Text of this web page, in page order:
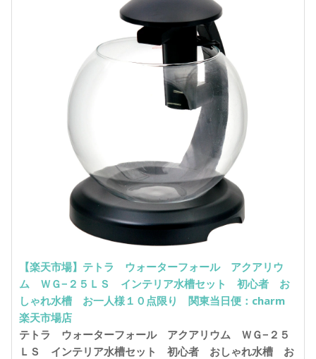
【楽天市場】テトラ ウォーターフォール アクアリウ
ム ＷＧ−２５ＬＳ インテリア水槽セット 初心者 お
しゃれ水槽 お一人様１０点限り 関東当日便：charm
楽天市場店
テトラ ウォーターフォール アクアリウム ＷＧ−２５
ＬＳ インテリア水槽セット 初心者 おしゃれ水槽 お